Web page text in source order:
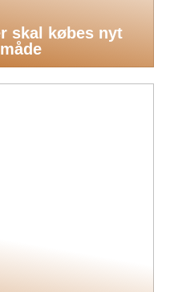
skal købes nyt